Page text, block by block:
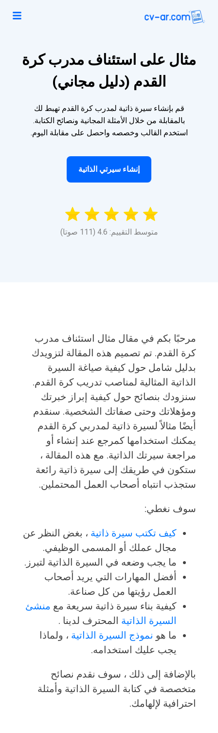
مثال على استئناف مدرب كرة
القدم (دليل مجاني)
قم بإنشاء سيرة ذاتية لمدرب كرة القدم تهبط لك
بالمقابلة من خلال الأمثلة المجانية ونصائح الكتابة.
استخدم القالب وخصصه واحصل على مقابلة اليوم.
إنشاء سيرتي الذاتية
متوسط التقييم: 4.6 (111 صوتا)
مرحبًا بكم في مقال مثال استئناف مدرب
كرة القدم. تم تصميم هذه المقالة لتزويدك
بدليل شامل حول كيفية صياغة السيرة
الذاتية المثالية لمناصب تدريب كرة القدم.
سنزودك بنصائح حول كيفية إبراز خبرتك
ومؤهلاتك وحتى صفاتك الشخصية. سنقدم
أيضًا مثالاً لسيرة ذاتية لمدربي كرة القدم
يمكنك استخدامها كمرجع عند إنشاء أو
مراجعة سيرتك الذاتية. مع هذه المقالة ،
ستكون في طريقك إلى سيرة ذاتية رائعة
ستجذب انتباه أصحاب العمل المحتملين.
سوف نغطي:
كيف تكتب سيرة ذاتية ، بغض النظر عن
مجال عملك أو المسمى الوظيفي.
ما يجب وضعه في السيرة الذاتية لتبرز.
أفضل المهارات التي يريد أصحاب
العمل رؤيتها من كل صناعة.
كيفية بناء سيرة ذاتية سريعة مع منشئ
السيرة الذاتية المحترف لدينا .
ما هو نموذج السيرة الذاتية ، ولماذا
يجب عليك استخدامه.
بالإضافة إلى ذلك ، سوف نقدم نصائح
متخصصة في كتابة السيرة الذاتية وأمثلة
احترافية لإلهامك.